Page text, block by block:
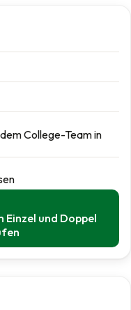
College-Team in
Einzel und Doppel